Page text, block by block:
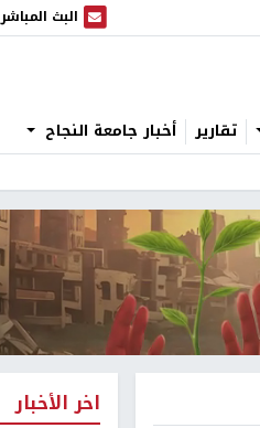
البث المباشر
البث المباشر
تقارير أخبار جامعة النجاح
اخر الأخبار